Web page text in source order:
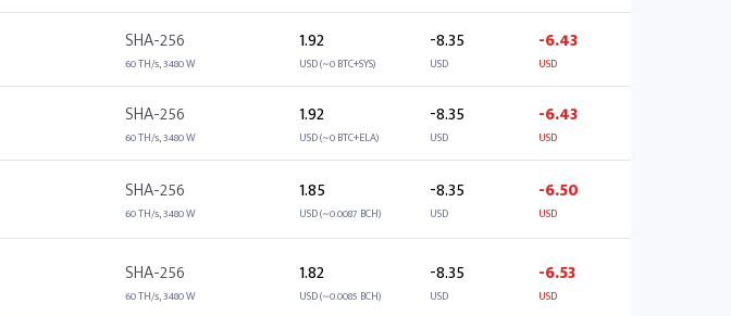
SHA-256
60 TH/s, 3480 W
1.92
USD (~0 BTC+SYS)
-8.35
USD
-6.43
USD
SHA-256
60 TH/s, 3480 W
1.92
USD (~0 BTC+ELA)
-8.35
USD
-6.43
USD
SHA-256
60 TH/s, 3480 W
1.85
USD (~0.0087 BCH)
-8.35
USD
-6.50
USD
SHA-256
60 TH/s, 3480 W
1.82
USD (~0.0085 BCH)
-8.35
USD
-6.53
USD